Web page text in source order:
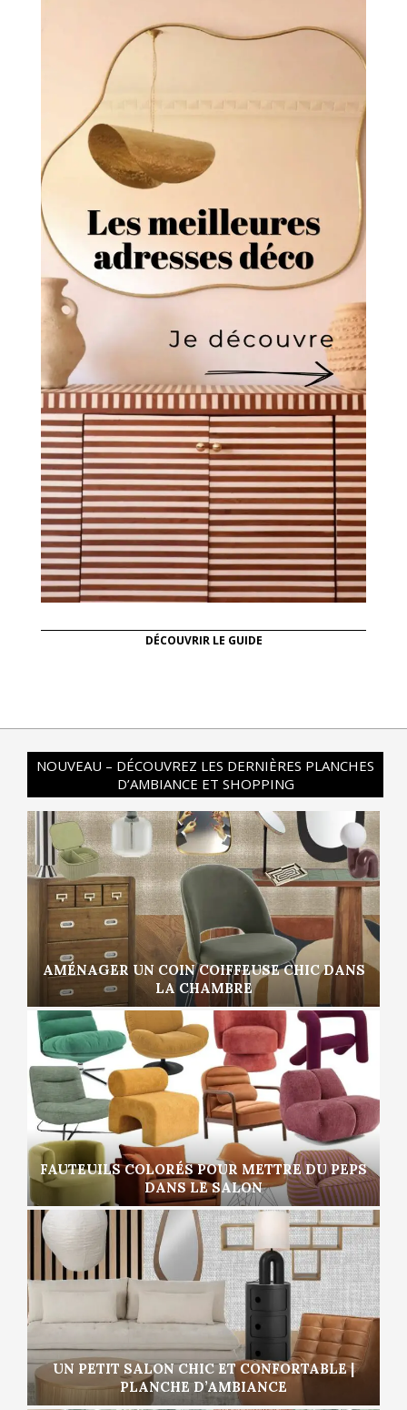
DÉCOUVRIR LE GUIDE
NOUVEAU – DÉCOUVREZ LES DERNIÈRES PLANCHES
D’AMBIANCE ET SHOPPING
AMÉNAGER UN COIN COIFFEUSE CHIC DANS
LA CHAMBRE
FAUTEUILS COLORÉS POUR METTRE DU PEPS
DANS LE SALON
UN PETIT SALON CHIC ET CONFORTABLE |
PLANCHE D’AMBIANCE